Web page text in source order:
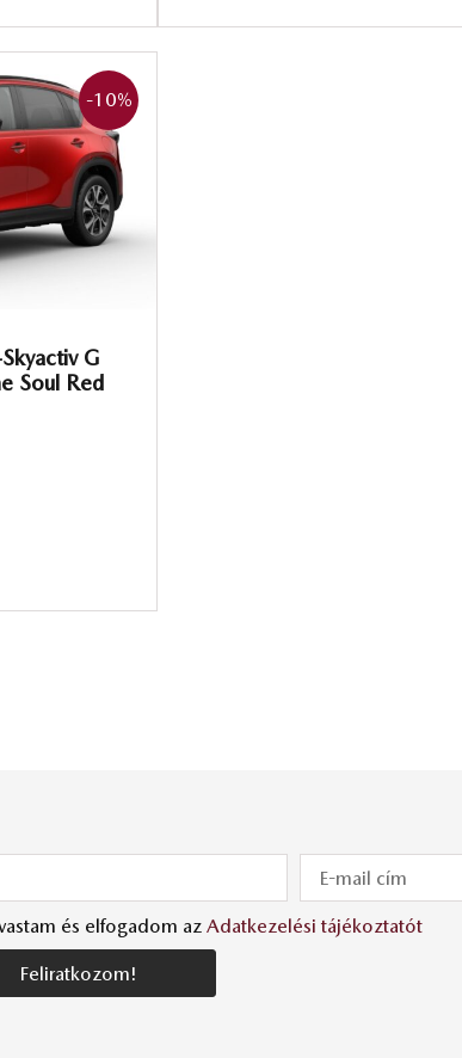
-10%
G
Soul Red
és elfogadom azAdatkezelési tájékoztatót
Feliratkozom!